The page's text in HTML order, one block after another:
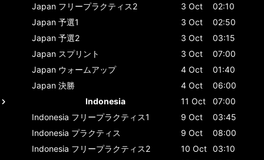
Japan フリープラクティス2 3 Oct
02:10
Japan 予選1 3 Oct
02:50
Japan 予選2 3 Oct
03:15
Japan スプリント 3 Oct
07:00
Japan ウォームアップ 4 Oct
01:40
Japan 決勝 4 Oct
06:00
Indonesia
11 Oct
07:00
Indonesia フリープラクティス1 9 Oct
03:45
Indonesia プラクティス 9 Oct
08:00
Indonesia フリープラクティス2 10 Oct 03:10